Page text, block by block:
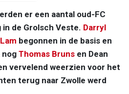
er een aantal oud-FC
de Grolsch Veste. Darryl
begonnen in de basis en
nog Thomas Bruns en Dean
vervelend weerzien voor het
terug naar Zwolle werd